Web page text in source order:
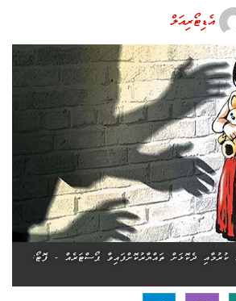
އެޑިޓޯރިއަލް
ދެކޮޅަށް ތައްޔާރުކޮށްފައިވާ ޕޯސްޓަރެއް - ފޮޓޯ: